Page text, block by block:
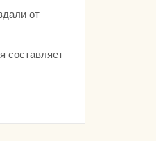
от
составляет